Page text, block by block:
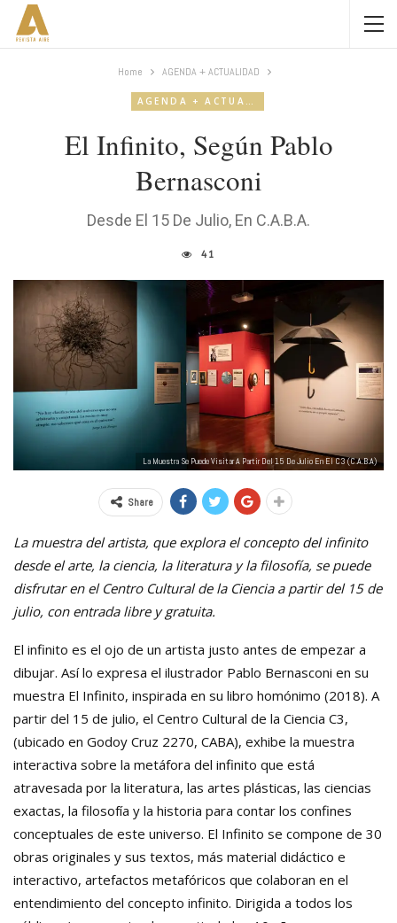
Home AGENDA + ACTUALIDAD
AGENDA + ACTUALIDAD
El Infinito, Según Pablo
Bernasconi
Desde El 15 De Julio, En C.A.B.A.
41
La Muestra Se Puede Visitar A Partir Del 15 De Julio En El C3 (C.A.B.A)
Share
La muestra del artista, que explora el concepto del infinito
desde el arte, la ciencia, la literatura y la filosofía, se puede
disfrutar en el Centro Cultural de la Ciencia a partir del 15 de
julio, con entrada libre y gratuita.
El infinito es el ojo de un artista justo antes de empezar a
dibujar. Así lo expresa el ilustrador Pablo Bernasconi en su
muestra El Infinito, inspirada en su libro homónimo (2018). A
partir del 15 de julio, el Centro Cultural de la Ciencia C3,
(ubicado en Godoy Cruz 2270, CABA), exhibe la muestra
interactiva sobre la metáfora del infinito que está
atravesada por la literatura, las artes plásticas, las ciencias
exactas, la filosofía y la historia para contar los confines
conceptuales de este universo. El Infinito se compone de 30
obras originales y sus textos, más material didáctico e
interactivo, artefactos metafóricos que colaboran en el
entendimiento del concepto infinito. Dirigida a todos los